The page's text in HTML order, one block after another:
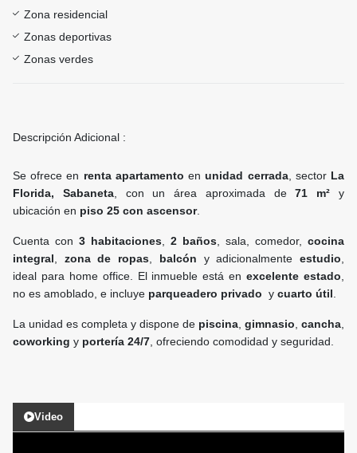
Zona residencial
Zonas deportivas
Zonas verdes
Descripción Adicional :
Se ofrece en renta apartamento enunidad cerrada, sector La
Florida, Sabaneta, con un área aproximada de71 m² y
ubicación en piso 25 con ascensor.
Cuenta con 3 habitaciones 2 baños , sala, comedor, cocina
integral
zona de ropas balcón y adicionalmenteestudio
ideal para home office. El inmueble está enexcelente estado
no es amoblado, e incluye parqueadero privado y cuarto útil
La unidad es completa y dispone de piscina gimnasio cancha
coworking y portería 24/7 , ofreciendo comodidad y seguridad.
Video